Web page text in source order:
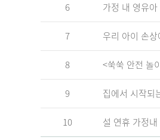
6 가정 내 영유
7 우리 아이 손
8 <쑥쑥 안전 놀
9 집에서 시작되
10 설 연휴 가정